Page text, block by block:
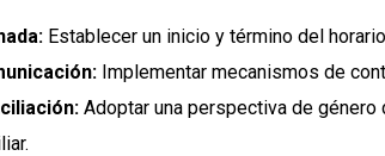
Establecer un inicio y término del
Implementar mecanismos de
Adoptar una perspectiva de